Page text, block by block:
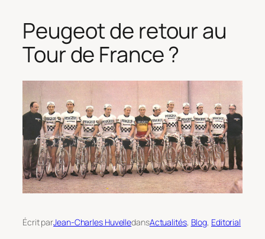
Peugeot de retour au
Tour de France ?
Écrit parJean-Charles HuvelledansActualités, Blog, Editorial